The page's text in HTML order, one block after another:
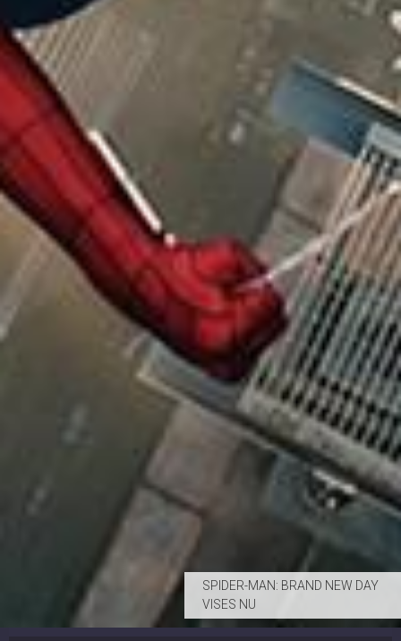
SPIDER-MAN: BRAND NEW DAY
VISES NU